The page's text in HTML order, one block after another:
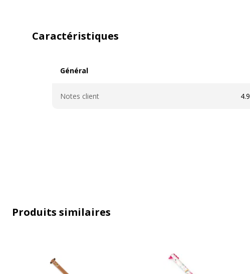
Caractéristiques
Général
Notes client 4.9
Produits similaires